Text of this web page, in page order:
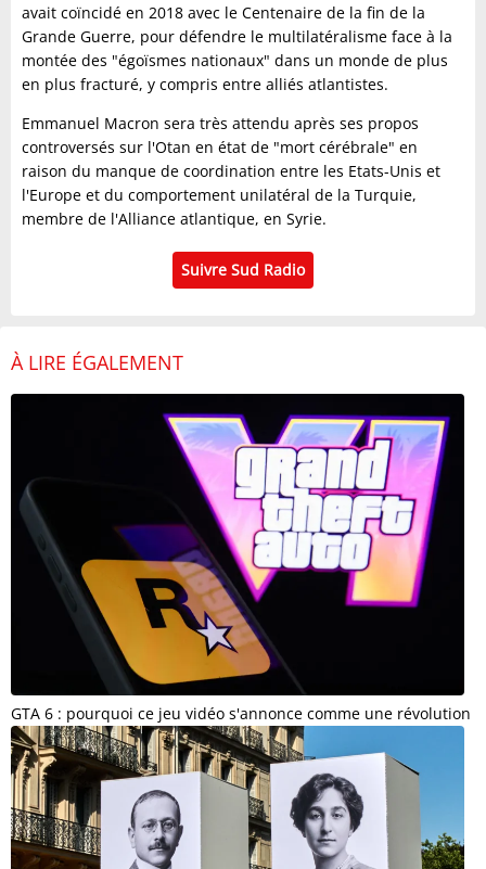
avait coïncidé en 2018 avec le Centenaire de la fin de la
Grande Guerre, pour défendre le multilatéralisme face à la
montée des "égoïsmes nationaux" dans un monde de plus
en plus fracturé, y compris entre alliés atlantistes.
Emmanuel Macron sera très attendu après ses propos
controversés sur l'Otan en état de "mort cérébrale" en
raison du manque de coordination entre les Etats-Unis et
l'Europe et du comportement unilatéral de la Turquie,
membre de l'Alliance atlantique, en Syrie.
Suivre Sud Radio
À LIRE ÉGALEMENT
GTA 6 : pourquoi ce jeu vidéo s'annonce comme une révolution